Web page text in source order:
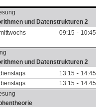
und Datenstrukturen 2
09:15 - 10:45
und Datenstrukturen 2
13:15 - 14:45
13:15 - 14:45